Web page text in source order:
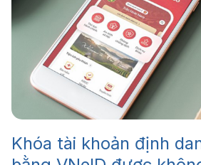
Khóa tài khoản định